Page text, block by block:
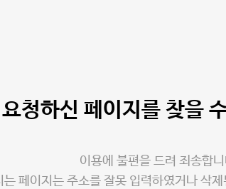
요청하신 페이지를 찾을
이용에 불편을 드려 죄송합
는 페이지는 주소를 잘못 입력하였거나 삭